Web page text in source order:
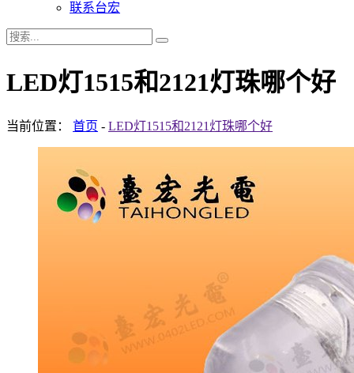
联系台宏
LED灯1515和2121灯珠哪个好
当前位置： 首页 - LED灯1515和2121灯珠哪个好